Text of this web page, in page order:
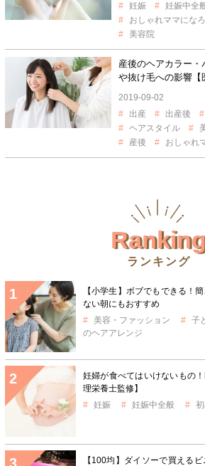
妊娠
妊娠中全
おしゃれママにな
美容院
産後のヘアカラー
や抜け毛への影響【
2019-09-02
出産
出産後
ヘアスタイル
産後
おしゃれ
ランキング
【小学生】ボブでもできる！
ない朝にもおすすめ
美容・ファッション
子
のヘアアレンジ
妊婦が食べてはいけないもの
理栄養士監修】
妊娠
妊娠中全般
【100均】ダイソーで買える